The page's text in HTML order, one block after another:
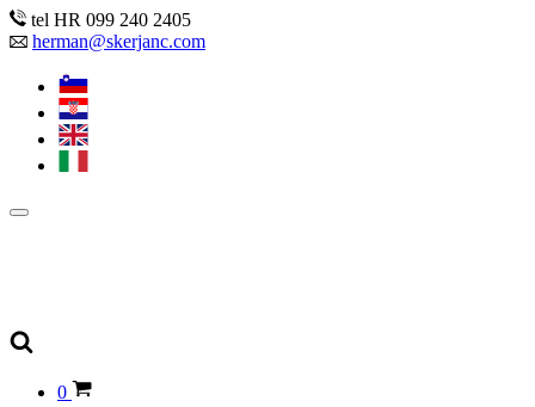
tel HR 099 240 2405
herman@skerjanc.com
0